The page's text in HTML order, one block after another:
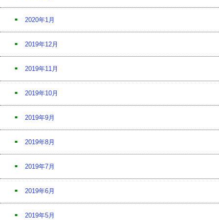
2020年1月
2019年12月
2019年11月
2019年10月
2019年9月
2019年8月
2019年7月
2019年6月
2019年5月